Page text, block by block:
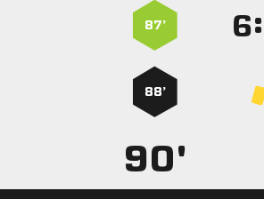
87’ :
88’
90'